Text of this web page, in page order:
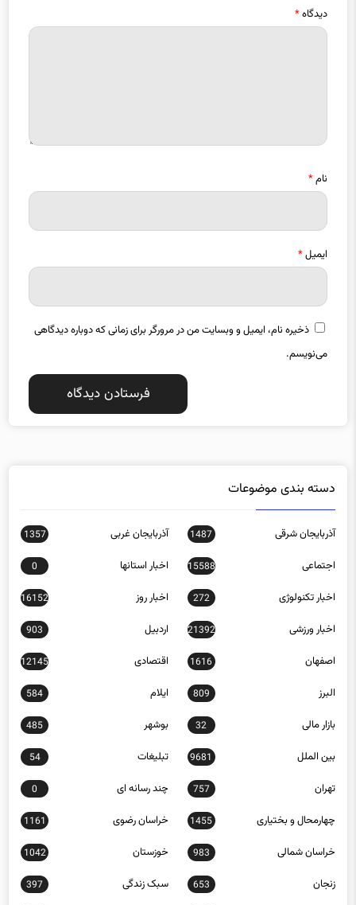
شده‌اند*
دیدگاه
نام
ایمیل
ذخیره نام، ایمیل و وبسایت من در مرورگر برای زمانی که دوباره دیدگاهی
دسته بندی موضوعات
آذربایجان شرقی 1487 آذربایجان غربی 1357
اجتماعی 15588 اخبار استانها 0
اخبار تکنولوژی 272 اخبار روز 16152
اخبار ورزشی 21392 اردبیل 903
اصفهان 1616 اقتصادی 12145
البرز 809 ایلام 584
بازار مالی 32 بوشهر 485
بین الملل 9681 تبلیغات 54
تهران 757 چند رسانه ای 0
چهارمحال و بختیاری 1455 خراسان رضوی 1161
خراسان شمالی 983 خوزستان 1042